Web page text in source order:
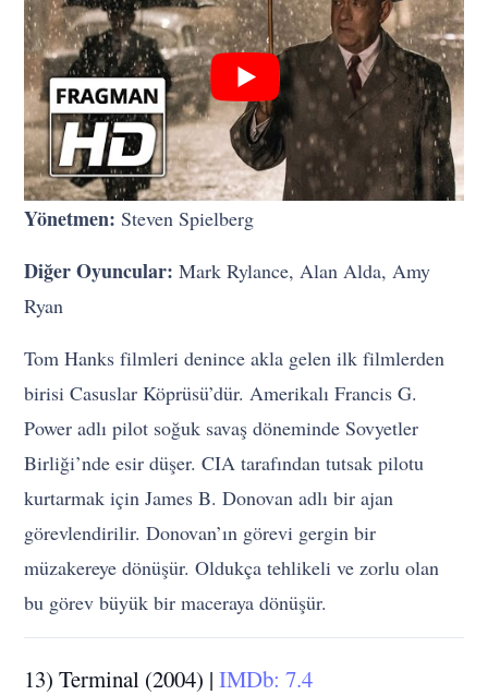
Yönetmen: Steven Spielberg
Diğer Oyuncular: Mark Rylance, Alan Alda, Amy
Ryan
Tom Hanks filmleri denince akla gelen ilk filmlerden
birisi Casuslar Köprüsü’dür. Amerikalı Francis G.
Power adlı pilot soğuk savaş döneminde Sovyetler
Birliği’nde esir düşer. CIA tarafından tutsak pilotu
kurtarmak için James B. Donovan adlı bir ajan
görevlendirilir. Donovan’ın görevi gergin bir
müzakereye dönüşür. Oldukça tehlikeli ve zorlu olan
bu görev büyük bir maceraya dönüşür.
13) Terminal (2004) |IMDb: 7.4